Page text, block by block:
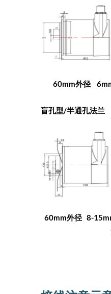
60mm外径
盲孔型/半通孔法兰
60mm外径 8-